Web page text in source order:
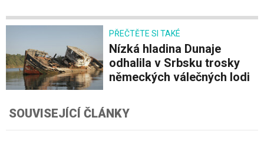
PŘEČTĚTE SI TAKÉ
Nízká hladina Dunaje
odhalila v Srbsku trosky
německých válečných lodi
SOUVISEJÍCÍ ČLÁNKY